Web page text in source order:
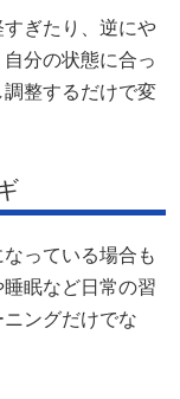
ぎたり、逆にや
分の状態に合っ
整するだけで変
っている場合も
眠など日常の習
ングだけでな